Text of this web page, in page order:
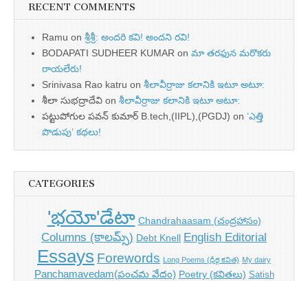
RECENT COMMENTS
Ramu on శ్రీశ్రీ: అందరి కవి! అందని రవి!
BODAPATI SUDHEER KUMAR on మా తరఫున మరొకరు
రాయలేరు!
Srinivasa Rao katru on శీలావీర్రాజు కలానికి ఇటూ అటూ:
శీలా సుభద్రాదేవి on శీలావీర్రాజు కలానికి ఇటూ అటూ:
పట్టుపోగుల పవన్ కుమార్ B.tech,(IIPL),(PGDJ) on ‘ఎత్తి
పొడుపు’ కథలు!
CATEGORIES
'భయో'డేటా Chandrahaasam (చంద్రహాసం)
Columns (కాలమ్స్) Debt Knell English Editorial
Essays Forewords Long Poems (ధీర్గ కవిత) My dairy
Panchamavedam(పంచమ వేదం) Poetry (కవితలు) Satish